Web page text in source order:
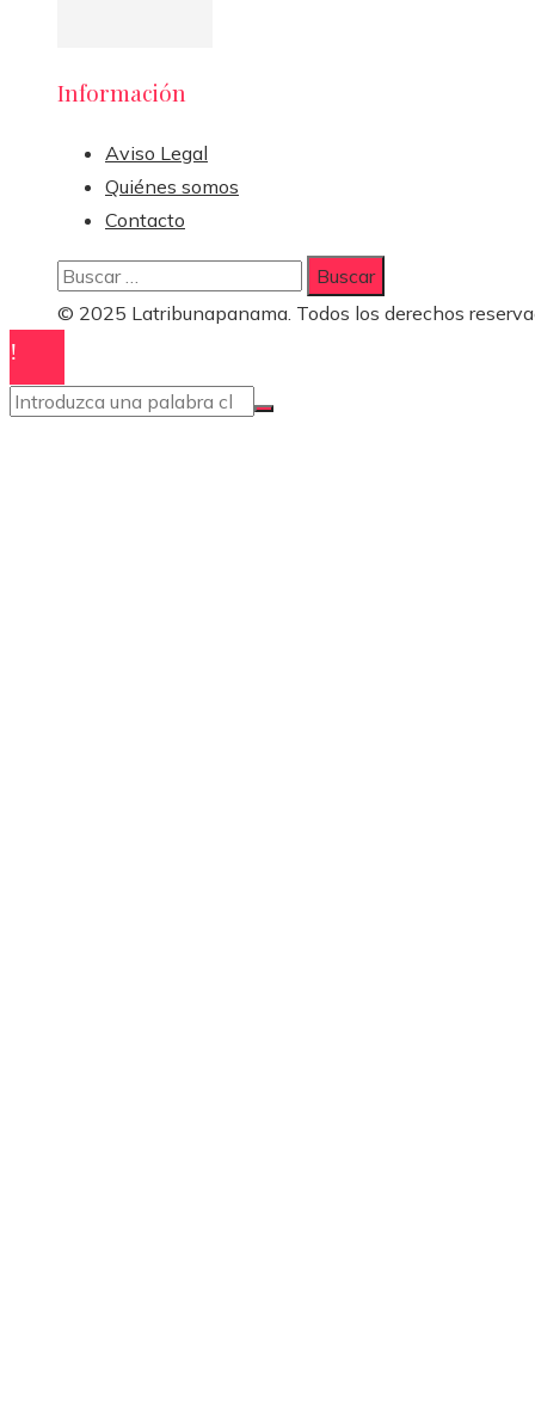
Información
Aviso Legal
Quiénes somos
Contacto
Buscar:
© 2025 Latribunapanama. Todos los derechos